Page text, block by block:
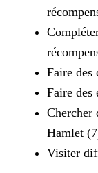
Faire des
Faire des
Chercher
Hamlet
Visiter